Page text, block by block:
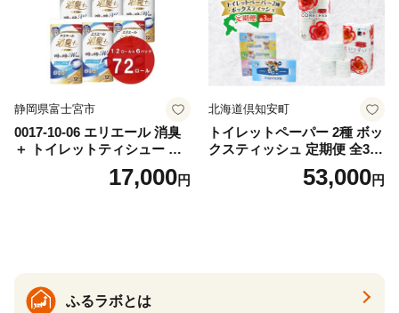
静岡県富士宮市
0017-10-06 エリエール 消臭
＋ トイレットティシュー し
っかり香るフレッシュクリア
の香り ダブル 12ロール×6パ
17,000円
北海道倶知安町
トイレットペーパー 2種 ボッ
クスティッシュ 定期便 全3
回 日本製 まとめ買い 防災
常備品 日用雑貨 消耗品 生活
53,000円
ふるラボとは